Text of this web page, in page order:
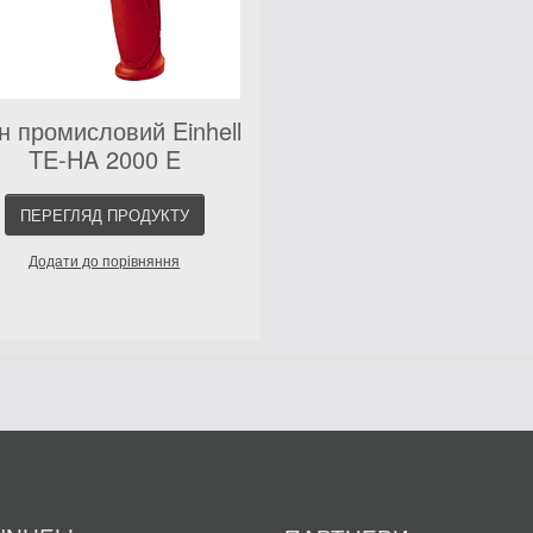
промисловий Einhell
TE-HA 2000 E
ПЕРЕГЛЯД ПРОДУКТУ
Додати до порівняння